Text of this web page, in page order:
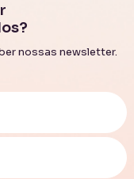
nossas newsletter.